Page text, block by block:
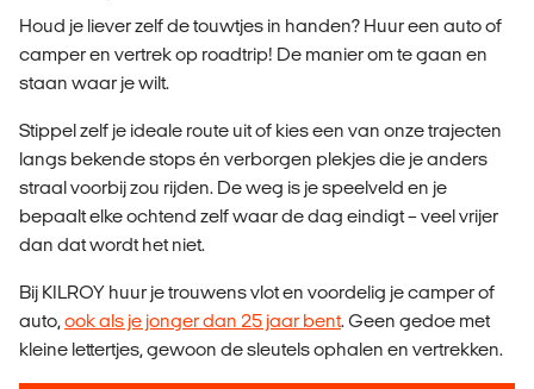
Houd je liever zelf de touwtjes in handen? Huur een auto of
camper en vertrek op roadtrip! De manier om te gaan en
staan waar je wilt.
Stippel zelf je ideale route uit of kies een van onze trajecten
langs bekende stops én verborgen plekjes die je anders
straal voorbij zou rijden. De weg is je speelveld en je
bepaalt elke ochtend zelf waar de dag eindigt – veel vrijer
dan dat wordt het niet.
Bij KILROY huur je trouwens vlot en voordelig je camper of
auto,ook als je jonger dan 25 jaar bent. Geen gedoe met
kleine lettertjes, gewoon de sleutels ophalen en vertrekken.